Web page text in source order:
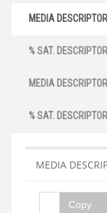
MEDIA
% SAT.
MEDIA
% SAT.
MEDIA
Copy